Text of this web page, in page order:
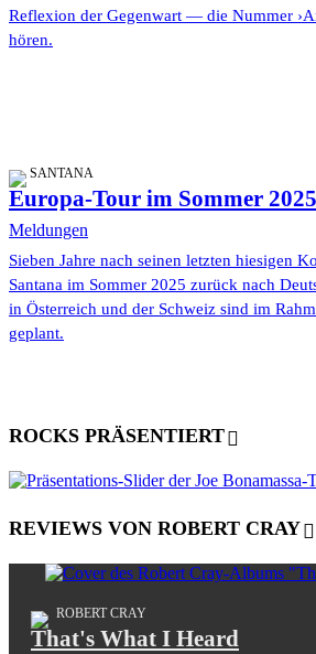
Reflexion der Gegenwart — die Nummer
hören.
SANTANA
Europa-Tour im Sommer 2025
Meldungen
Sieben Jahre nach seinen letzten hiesigen
Santana im Sommer 2025 zurück nach
in Österreich und der Schweiz sind im
geplant.
ROCKS PRÄSENTIERT
REVIEWS VON ROBERT CRAY
ROBERT CRAY
That's What I Heard